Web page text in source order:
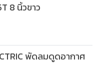
8 นิ้วขาว
พัดลมดูดอากาศ